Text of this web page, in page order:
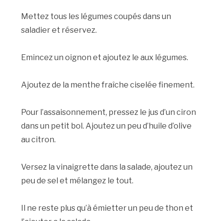
Mettez tous les légumes coupés dans un
saladier et réservez.
Emincez un oignon et ajoutez le aux légumes.
Ajoutez de la menthe fraîche ciselée finement.
Pour l’assaisonnement, pressez le jus d’un ciron
dans un petit bol. Ajoutez un peu d’huile d’olive
au citron.
Versez la vinaigrette dans la salade, ajoutez un
peu de sel et mélangez le tout.
Il ne reste plus qu’à émietter un peu de thon et